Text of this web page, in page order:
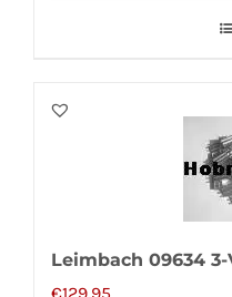
Leimbach 09634
€129,95